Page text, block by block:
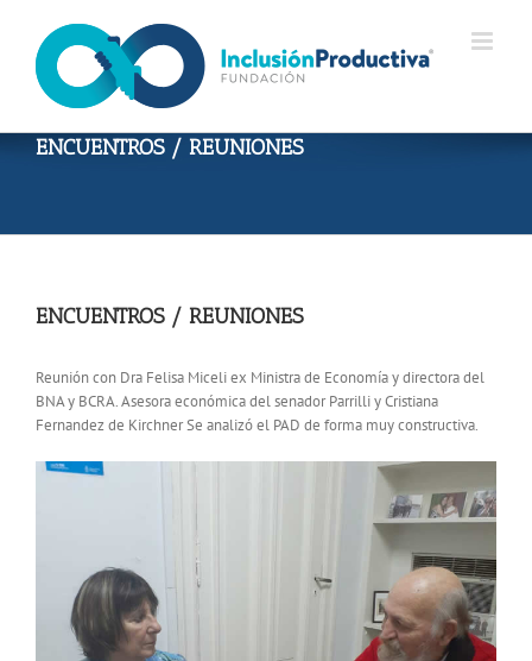
content
ENCUENTROS / REUNIONES
ENCUENTROS / REUNIONES
Reunión con Dra Felisa Miceli ex Ministra de Economía y directora del
BNA y BCRA. Asesora económica del senador Parrilli y Cristiana
Fernandez de Kirchner Se analizó el PAD de forma muy constructiva.